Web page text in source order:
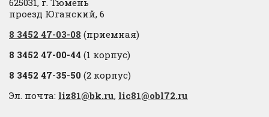
625031, г. Тюмень
проезд Юганский, 6
8 3452 47-03-08 (приемная)
8 3452 47-00-44 (1 корпус)
8 3452 47-35-50 (2 корпус)
Эл. почта: liz81@bk.ru, lic81@obl72.ru